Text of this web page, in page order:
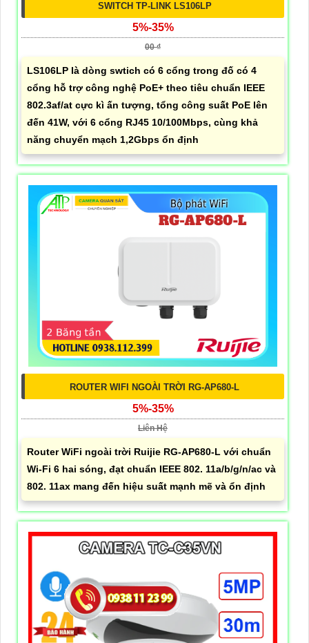
SWITCH TP-LINK LS106LP
5%-35%
00 ₫
LS106LP là dòng swtich có 6 cổng trong đố có 4
cổng hỗ trợ công nghệ PoE+ theo tiêu chuẩn IEEE
802.3af/at cực kì ấn tượng, tổng công suất PoE lên
đến 41W, với 6 cổng RJ45 10/100Mbps, cùng khả
năng chuyển mạch 1,2Gbps ổn định
ROUTER WIFI NGOÀI TRỜI RG-AP680-L
5%-35%
Liên Hệ
Router WiFi ngoài trời Ruijie RG-AP680-L với chuẩn
Wi-Fi 6 hai sóng, đạt chuẩn IEEE 802. 11a/b/g/n/ac và
802. 11ax mang đến hiệu suất mạnh mẽ và ổn định